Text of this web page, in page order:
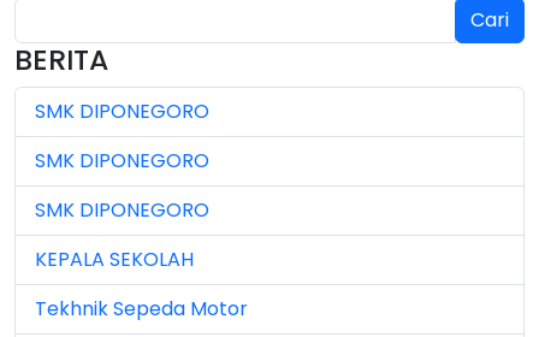
Jul 2025 (3)
Jul 2026 (4)
Jun 2023 (7)
Jun 2024 (3)
Jun 2025 (1)
Jun 2026 (5)
Cari
BERITA
SMK DIPONEGORO
SMK DIPONEGORO
SMK DIPONEGORO
KEPALA SEKOLAH
Tekhnik Sepeda Motor